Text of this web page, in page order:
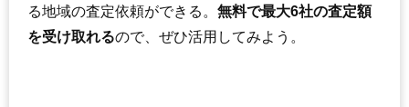
住所 東京都立川市幸町4丁目
砂川七番駅（13分）、玉川上水駅（19分）、東大
る地域の査定依頼ができる。 無料で最大6社の査定額
を受け取れるので、ぜひ活用してみよう。